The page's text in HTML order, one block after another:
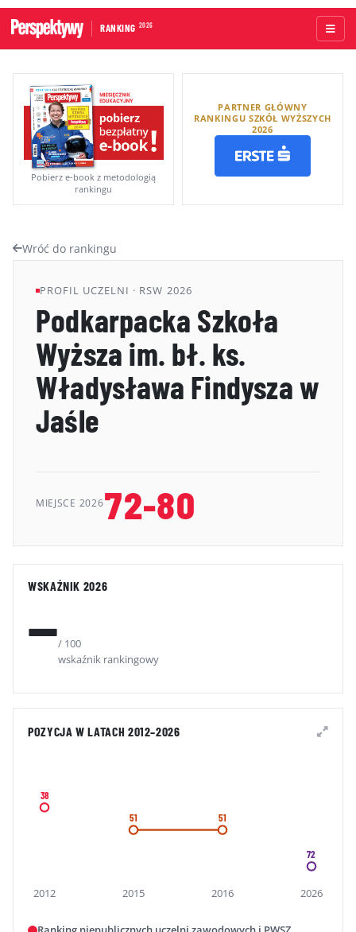
RANKING 2026
STRONA GŁÓWNA
UCZELNIE AKADEMICKIE
UCZELNIE ZAWODOWE
RANKINGI WG TYPÓW UCZELNI
RANKINGI WG GRUP KRYTERIÓW
KONTAKT
Pobierz e-book z metodologią
rankingu
PARTNER GŁÓWNY
RANKINGU SZKÓŁ WYŻSZYCH
2026
Wróć do rankingu
PROFIL UCZELNI · RSW 2026
Podkarpacka Szkoła
Wyższa im. bł. ks.
Władysława Findysza w
Jaśle
MIEJSCE 202672-80
WSKAŹNIK 2026
—/ 100
wskaźnik rankingowy
POZYCJA W LATACH 2012–2026
2012 2015 2016 2026
38
51
51
72